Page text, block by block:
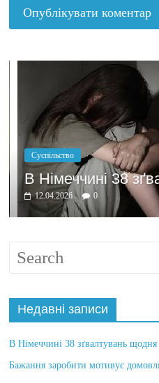
Суспільство
В Німеччині 38
12.04.2026 0
Недавні записи
В Німеччині 38 зґвалтувань щодня
Бажання заробити мотивує